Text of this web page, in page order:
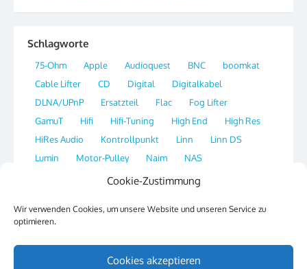
Cookie-Zustimmung
Wir verwenden Cookies, um unsere Website und unseren Service zu
optimieren.
Cookies akzeptieren
Schlagworte
75-Ohm Apple Audioquest BNC
boomkat
Cable Lifter
CD Digital
Digitalkabel
DLNA/UPnP
Ersatzteil Flac
Fog Lifter
GamuT
Hifi Hifi-Tuning High End
High Res
HiRes Audio
Kontrollpunkt Linn
Linn DS
Lumin
Motor-Pulley Naim
NAS
Network Streamer
OS X Plattenspieler
Sirius
SSH Streaming Switch
Synology